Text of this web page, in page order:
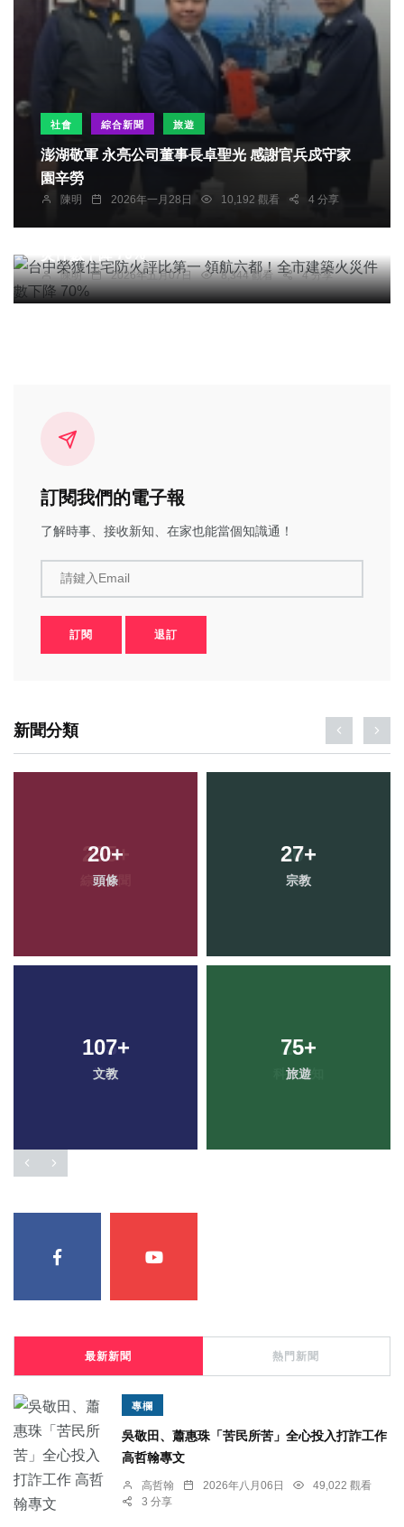
社會 綜合新聞 旅遊
澎湖敬軍 永亮公司董事長卓聖光 感謝官兵戍守家
園辛勞
陳明 2026年一月28日 10,192 觀看 4 分享
社會 健康 文教 科技新知
台中榮獲住宅防火評比第一 領航六都！全市建築火
陳明 2026年五月07日 8,344 觀看 4 分享
訂閱我們的電子報
了解時事、接收新知、在家也能當個知識通！
請鍵入Email
訂閱 退訂
新聞分類
20+
頭條
27+
宗教
107+
文教
75+
旅遊
最新新聞 熱門新聞
專欄
吳敬田、蕭惠珠「苦民所苦」全心投入打詐工作
高哲翰專文
高哲翰 2026年八月06日
49,022 觀看
3 分享